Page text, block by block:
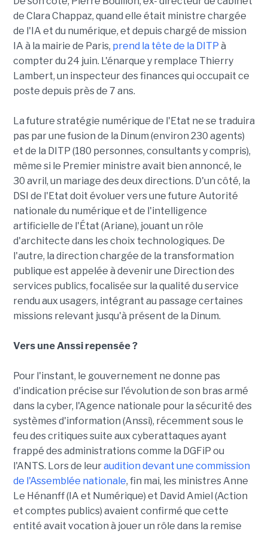
de Clara Chappaz, quand elle était ministre chargée
de l'IA et du numérique, et depuis chargé de mission
IA à la mairie de Paris, prend la tête de la DITP à
compter du 24 juin. L'énarque y remplace Thierry
Lambert, un inspecteur des finances qui occupait ce
poste depuis près de 7 ans.
La future stratégie numérique de l'Etat ne se traduira
pas par une fusion de la Dinum (environ 230 agents)
et de la DITP (180 personnes, consultants y compris),
même si le Premier ministre avait bien annoncé, le
30 avril, un mariage des deux directions. D'un côté, la
DSI de l'Etat doit évoluer vers une future Autorité
nationale du numérique et de l'intelligence
artificielle de l'État (Ariane), jouant un rôle
d'architecte dans les choix technologiques. De
l'autre, la direction chargée de la transformation
publique est appelée à devenir une Direction des
services publics, focalisée sur la qualité du service
rendu aux usagers, intégrant au passage certaines
missions relevant jusqu'à présent de la Dinum.
Vers une Anssi repensée ?
Pour l'instant, le gouvernement ne donne pas
d'indication précise sur l'évolution de son bras armé
dans la cyber, l'Agence nationale pour la sécurité des
systèmes d'information (Anssi), récemment sous le
feu des critiques suite aux cyberattaques ayant
frappé des administrations comme la DGFiP ou
l'ANTS. Lors de leuraudition devant une commission
de l'Assemblée nationale, fin mai, les ministres Anne
Le Hénanff (IA et Numérique) et David Amiel (Action
et comptes publics) avaient confirmé que cette
entité avait vocation à jouer un rôle dans la remise